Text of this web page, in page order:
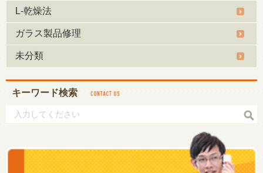
L-乾燥法
ガラス製品修理
未分類
キーワード検索